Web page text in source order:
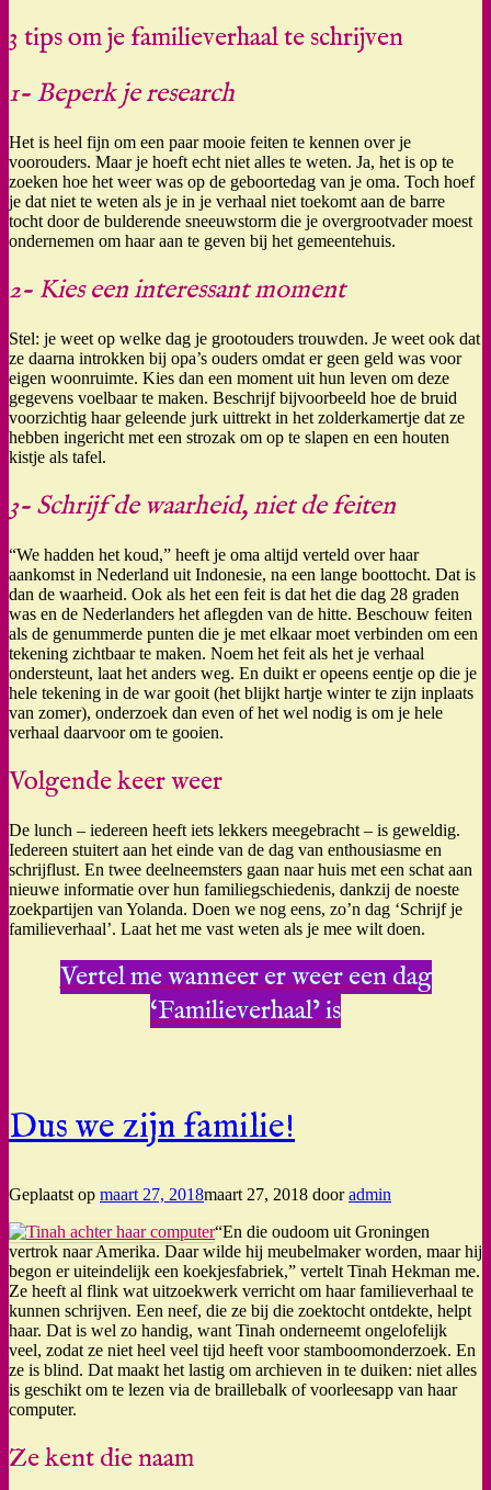
3 tips om je familieverhaal te schrijven
1- Beperk je research
Het is heel fijn om een paar mooie feiten te kennen over je
voorouders. Maar je hoeft echt niet alles te weten. Ja, het is op te
zoeken hoe het weer was op de geboortedag van je oma. Toch hoef
je dat niet te weten als je in je verhaal niet toekomt aan de barre
tocht door de bulderende sneeuwstorm die je overgrootvader moest
ondernemen om haar aan te geven bij het gemeentehuis.
2- Kies een interessant moment
Stel: je weet op welke dag je grootouders trouwden. Je weet ook dat
ze daarna introkken bij opa’s ouders omdat er geen geld was voor
eigen woonruimte. Kies dan een moment uit hun leven om deze
gegevens voelbaar te maken. Beschrijf bijvoorbeeld hoe de bruid
voorzichtig haar geleende jurk uittrekt in het zolderkamertje dat ze
hebben ingericht met een strozak om op te slapen en een houten
kistje als tafel.
3- Schrijf de waarheid, niet de feiten
“We hadden het koud,” heeft je oma altijd verteld over haar
aankomst in Nederland uit Indonesie, na een lange boottocht. Dat is
dan de waarheid. Ook als het een feit is dat het die dag 28 graden
was en de Nederlanders het aflegden van de hitte. Beschouw feiten
als de genummerde punten die je met elkaar moet verbinden om een
tekening zichtbaar te maken. Noem het feit als het je verhaal
ondersteunt, laat het anders weg. En duikt er opeens eentje op die je
hele tekening in de war gooit (het blijkt hartje winter te zijn inplaats
van zomer), onderzoek dan even of het wel nodig is om je hele
verhaal daarvoor om te gooien.
Volgende keer weer
De lunch – iedereen heeft iets lekkers meegebracht – is geweldig.
Iedereen stuitert aan het einde van de dag van enthousiasme en
schrijflust. En twee deelneemsters gaan naar huis met een schat aan
nieuwe informatie over hun familiegschiedenis, dankzij de noeste
zoekpartijen van Yolanda. Doen we nog eens, zo’n dag ‘Schrijf je
familieverhaal’. Laat het me vast weten als je mee wilt doen.
Vertel me wanneer er weer een dag
‘Familieverhaal’ is
Dus we zijn familie!
Geplaatst op maart 27, 2018maart 27, 2018 dooradmin
“En die oudoom uit Groningen
vertrok naar Amerika. Daar wilde hij meubelmaker worden, maar hij
begon er uiteindelijk een koekjesfabriek,” vertelt Tinah Hekman me.
Ze heeft al flink wat uitzoekwerk verricht om haar familieverhaal te
kunnen schrijven. Een neef, die ze bij die zoektocht ontdekte, helpt
haar. Dat is wel zo handig, want Tinah onderneemt ongelofelijk
veel, zodat ze niet heel veel tijd heeft voor stamboomonderzoek. En
ze is blind. Dat maakt het lastig om archieven in te duiken: niet alles
is geschikt om te lezen via de braillebalk of voorleesapp van haar
computer.
Ze kent die naam